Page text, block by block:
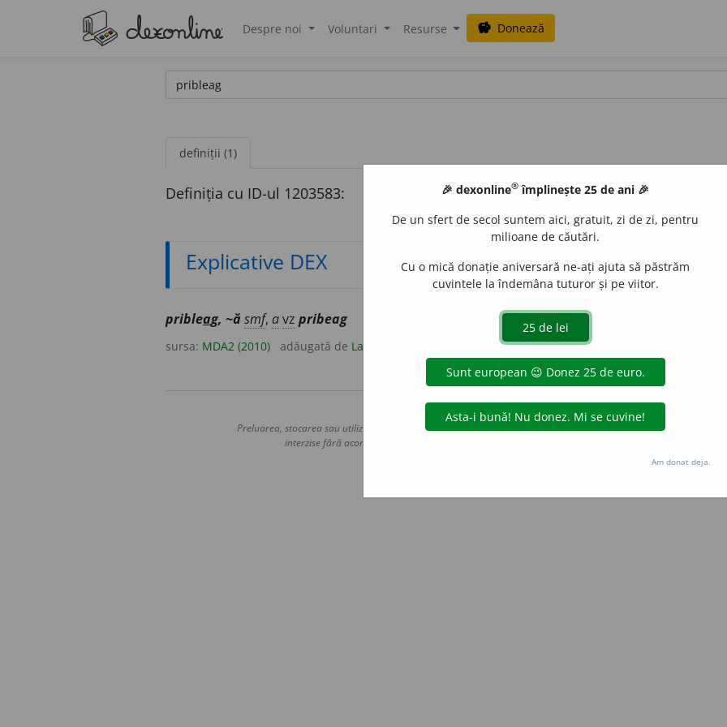
Despre noi Voluntari Resurse savings Donează
definiții (1)
Definiția cu ID-ul 1203583:
Explicative DEX
pribleag, ~ă smf, avz pribeag
sursa: MDA2 (2010) adăugată de LauraGellner
Copyright © 2004-2026 dexonline (https://dexonline.ro)
Preluarea, stocarea sau utilizarea datelor de pe acest site, inclusiv prin orice metode de extragere automată
interzise fără acordul nostru prealabil scris, cu excepția seturilor de date oferite oficial spre utilizare
Hosterion
🎉 dexonline® împlinește 25 de ani 🎉
De un sfert de secol suntem aici, gratuit, zi de zi, pentru
milioane de căutări.
Cu o mică donație aniversară ne-ați ajuta să păstrăm
cuvintele la îndemâna tuturor și pe viitor.
Am donat deja.